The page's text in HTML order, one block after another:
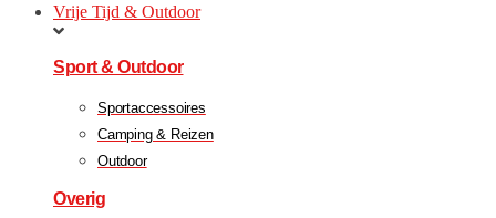
Vrije Tijd & Outdoor
Sport & Outdoor
Sportaccessoires
Camping & Reizen
Outdoor
Overig